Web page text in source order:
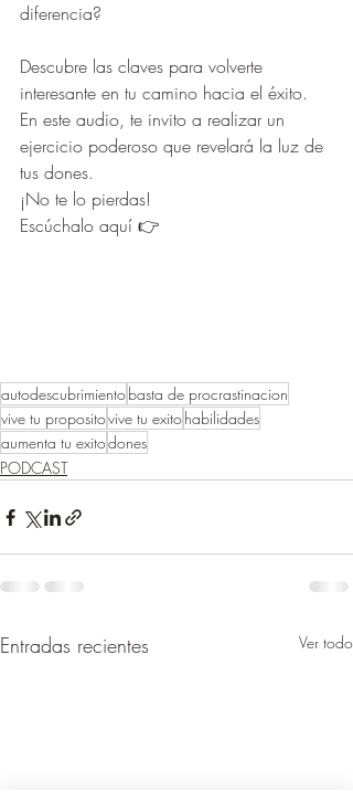
diferencia?
Descubre las claves para volverte
interesante en tu camino hacia el éxito.
En este audio, te invito a realizar un
ejercicio poderoso que revelará la luz de
tus dones.
¡No te lo pierdas!
Escúchalo aquí 👉
autodescubrimientobasta de procrastinacion
vive tu propositovive tu exitohabilidades
aumenta tu exitodones
PODCAST
Entradas recientes Ver todo